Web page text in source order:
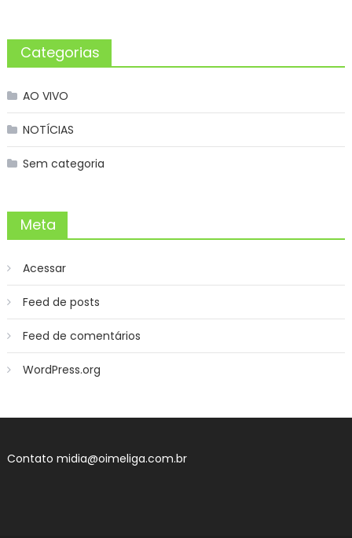
Categorias
AO VIVO
NOTÍCIAS
Sem categoria
Meta
Acessar
Feed de posts
Feed de comentários
WordPress.org
Contato midia@oimeliga.com.br